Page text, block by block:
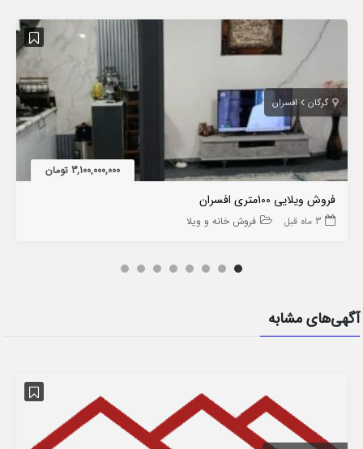
گرگان افسران
3,100,000,000 تومان
فروش ویلایی 100متری افسران
3 ماه قبل فروش خانه و ویلا
آگهی‌های مشابه